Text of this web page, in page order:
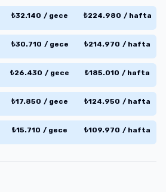
₺32.140 / gece ₺224.980 / hafta
₺30.710 / gece ₺214.970 / hafta
₺26.430 / gece ₺185.010 / hafta
₺17.850 / gece ₺124.950 / hafta
₺15.710 / gece ₺109.970 / hafta